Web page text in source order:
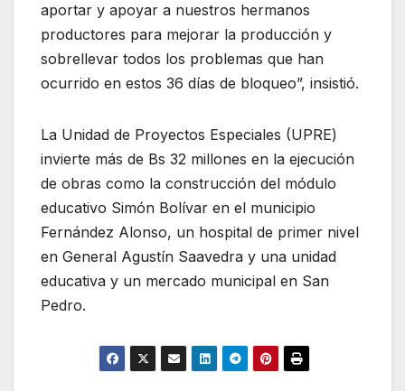
aportar y apoyar a nuestros hermanos
productores para mejorar la producción y
sobrellevar todos los problemas que han
ocurrido en estos 36 días de bloqueo”, insistió.
La Unidad de Proyectos Especiales (UPRE)
invierte más de Bs 32 millones en la ejecución
de obras como la construcción del módulo
educativo Simón Bolívar en el municipio
Fernández Alonso, un hospital de primer nivel
en General Agustín Saavedra y una unidad
educativa y un mercado municipal en San
Pedro.